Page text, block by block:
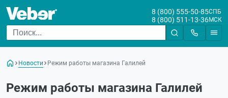
8 (800) 555-50-85СПБ
8 (800) 511-13-36МСК
Новости Режим работы магазина Галилей
Режим работы магазина Галилей